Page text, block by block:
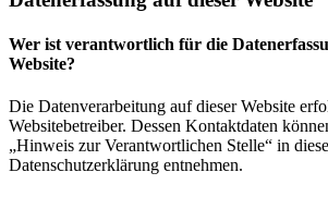
Wer ist verantwortlich für die
Website?
Die Datenverarbeitung auf dieser Website
Websitebetreiber. Dessen Kontaktdaten
„Hinweis zur Verantwortlichen Stelle“ in
Datenschutzerklärung entnehmen.